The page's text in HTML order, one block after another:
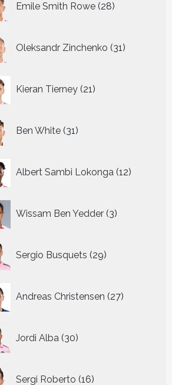
Emile Smith Rowe 28
producten
Oleksandr Zinchenko 31
producten
Kieran Tierney 21
producten
Ben White 31
producten
Albert Sambi Lokonga 12
Wissam Ben Yedder 3
producten
Sergio Busquets 29
producten
Andreas Christensen 27
producten
Jordi Alba 30
producten
Sergi Roberto 16